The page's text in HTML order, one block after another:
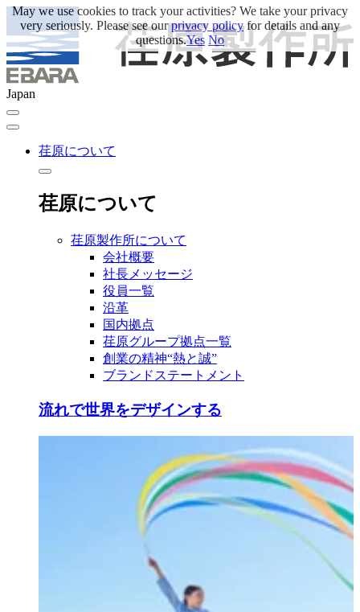
Japan
荏原について
荏原について
荏原製作所について
会社概要
社長メッセージ
役員一覧
沿革
国内拠点
荏原グループ拠点一覧
創業の精神“熱と誠”
ブランドステートメント
流れで世界をデザインする
May we use cookies to track your activities? We take your privacy
very seriously. Please see ourprivacy policyfor details and any
questions.Yes No